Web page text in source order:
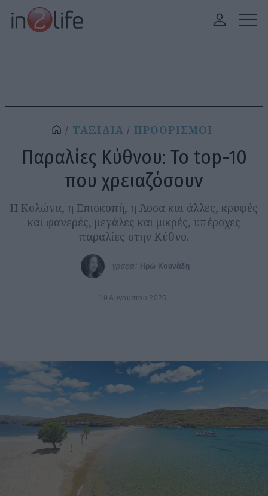
ΤΑΞΙΔΙΑ ΠΡΟΟΡΙΣΜΟΙ
Παραλίες Κύθνου: Το top-10
που χρειαζόσουν
Η Κολώνα, η Επισκοπή, η Άοσα και άλλες, κρυφές
και φανερές, μεγάλες και μικρές, υπέροχες
παραλίες στην Κύθνο.
γράφει: Ηρώ Κουνάδη
19 Αυγούστου 2025